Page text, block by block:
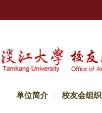
单位简介 校友会组织